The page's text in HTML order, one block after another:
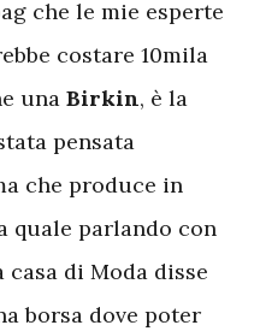
che le mie esperte
costare 10mila
una Birkin, è la
pensata
che produce in
quale parlando con
di Moda disse
borsa dove poter